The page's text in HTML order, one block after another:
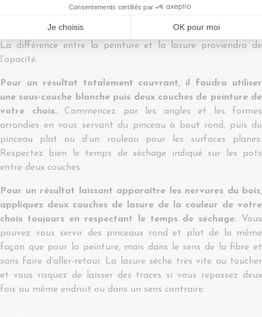
La différence entre la peinture et la lasure proviendra de
l’opacité.
Pour un résultat totalement couvrant, il faudra utiliser
une sous-couche blanche puis deux couches de peinture de
votre choix. Commencez par les angles et les formes
arrondies en vous servant du pinceau à bout rond, puis du
pinceau plat ou d’un rouleau pour les surfaces planes.
Respectez bien le temps de séchage indiqué sur les pots
entre deux couches.
Pour un résultat laissant apparaître les nervures du bois,
appliquez deux couches de lasure de la couleur de votre
choix toujours en respectant le temps de séchage. Vous
pouvez vous servir des pinceaux rond et plat de la même
façon que pour la peinture, mais dans le sens de la fibre et
sans faire d’aller-retour. La lasure sèche très vite au toucher
et vous risquez de laisser des traces si vous repassez deux
fois au même endroit ou dans un sens contraire.